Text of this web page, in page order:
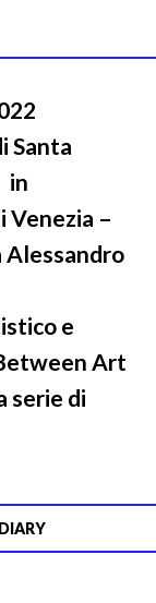
Santa
in
Venezia –
Alessandro
e
Art
serie di